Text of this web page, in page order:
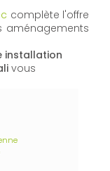
complète l'offre
aménagements
installation
vous